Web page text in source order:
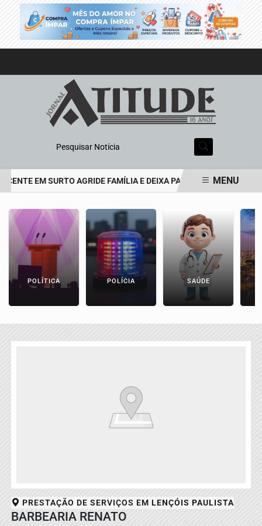
Pesquisar Notícia
EM SURTO AGRIDE FAMÍLIA E DEIXA PAI DE 69 ANOS EM
MENU
POLÍTICA POLÍCIA SAÚDE
PRESTAÇÃO DE SERVIÇOS EM LENÇÓIS PAULISTA
BARBEARIA RENATO